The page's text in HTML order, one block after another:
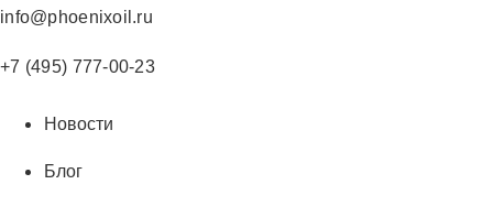
Перейти
содержимому
info@phoenixoil.ru
+7 (495) 777-00-23
Новости
Блог